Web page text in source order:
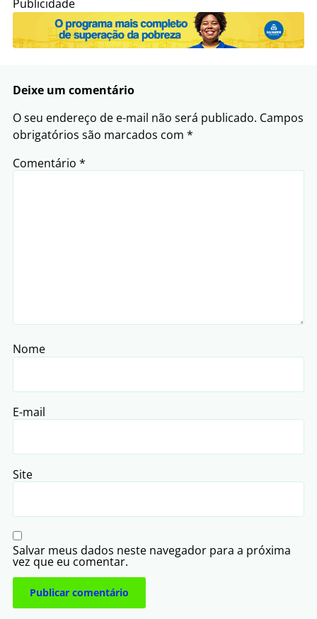
Publicidade
Deixe um comentário
O seu endereço de e-mail não será publicado. Campos
obrigatórios são marcados com *
Comentário *
Nome
E-mail
Site
Salvar meus dados neste navegador para a próxima
vez que eu comentar.